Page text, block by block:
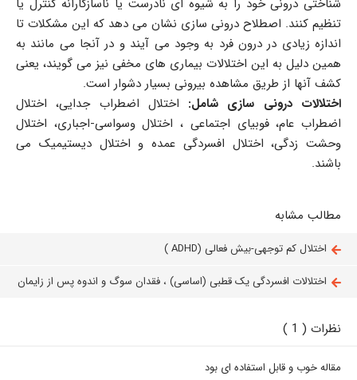
تنظیم کنند. اصطلاح درونی سازی نشان می دهد که این مشکلات تا
اندازه زیادی در درون فرد به وجود می آیند و در آنجا می مانند به
همین دلیل به این اختلالات بیماری های مخفی نیز می گویند، یعنی
کشف آنها از طریق مشاهده بیرونی بسیار دشوار است.
اختلالات درونی سازی شامل: اختلال اضطراب جدایی، اختلال
اضطراب عام، فوبیای اجتماعی ، اختلال وسواسی-اجباری، اختلال
وحشت زدگی، اختلال افسردگی عمده و اختلال دیستیمیک می
باشند.
مطالب مشابه
اختلال کم توجهی-بیش فعالی (ADHD )
اختلالات افسردگی یک قطبی (اساسی) ، فقدان سوگ و اندوه پس از زایمان
نظرات ( 1 )
مقاله خوب و قابل استفاده ای بود